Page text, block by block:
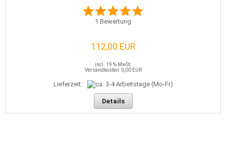
1 Bewertung
112,00 EUR
incl. 19 % MwSt.
Versandkosten: 0,00 EUR
Lieferzeit:
Details